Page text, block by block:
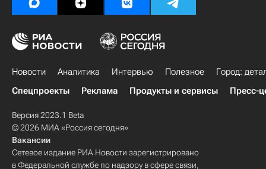
Новости Аналитика Интервью Полезное
Город:
Спецпроекты
Реклама Продукты и сервисы Пресс-
Версия 2023.1 Beta
© 2026 МИА «Россия сегодня»
Вакансии
Сетевое издание РИА Новости зарегистрировано
в Федеральной службе по надзору в сфере связи,